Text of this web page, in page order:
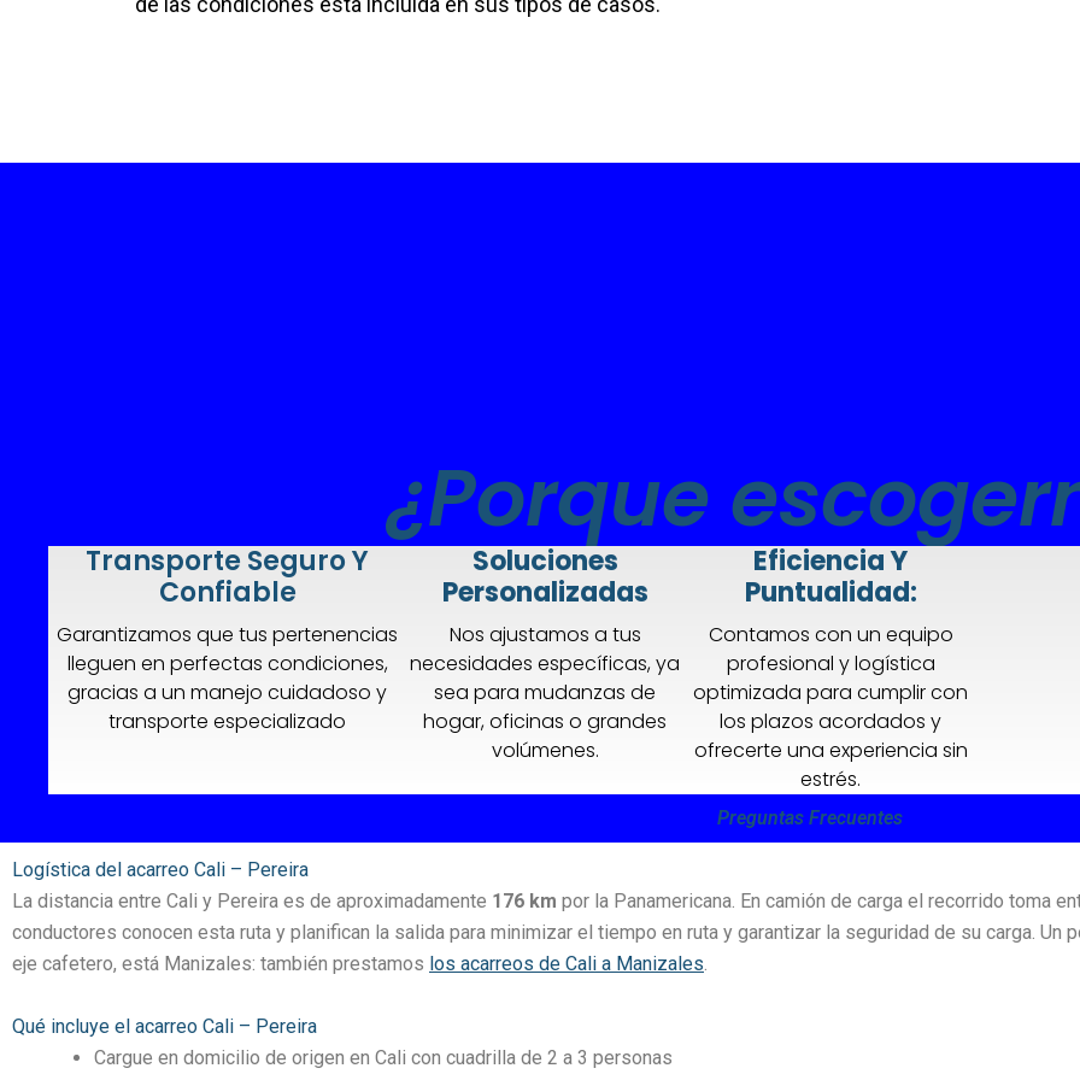
¿Porque
Transporte Seguro Y
Confiable
Garantizamos que tus pertenencias
lleguen en perfectas condiciones,
gracias a un manejo cuidadoso y
transporte especializado
Soluciones
Personalizadas
Nos ajustamos a tus
necesidades específicas, ya
sea para mudanzas de
hogar, oficinas o grandes
volúmenes.
Eficiencia Y
Puntualidad:
Contamos con un equipo
profesional y logística
optimizada para cumplir con
los plazos acordados y
ofrecerte una experiencia sin
estrés.
Preguntas Frecuentes
Logística del acarreo Cali – Pereira
La distancia entre Cali y Pereira es de aproximadamente 176 km por la Panamericana. En camión de carga el recorrido toma
conductores conocen esta ruta y planifican la salida para minimizar el tiempo en ruta y garantizar la seguridad de su carga. Un
eje cafetero, está Manizales: también prestamos los acarreos de Cali a Manizales.
Qué incluye el acarreo Cali – Pereira
Cargue en domicilio de origen en Cali con cuadrilla de 2 a 3 personas